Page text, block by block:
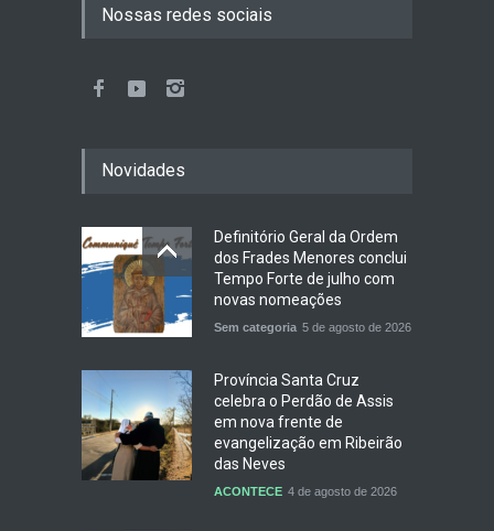
Nossas redes sociais
Novidades
Definitório Geral da Ordem
dos Frades Menores conclui
Tempo Forte de julho com
novas nomeações
Sem categoria 5 de agosto de 2026
Província Santa Cruz
celebra o Perdão de Assis
em nova frente de
evangelização em Ribeirão
das Neves
ACONTECE 4 de agosto de 2026